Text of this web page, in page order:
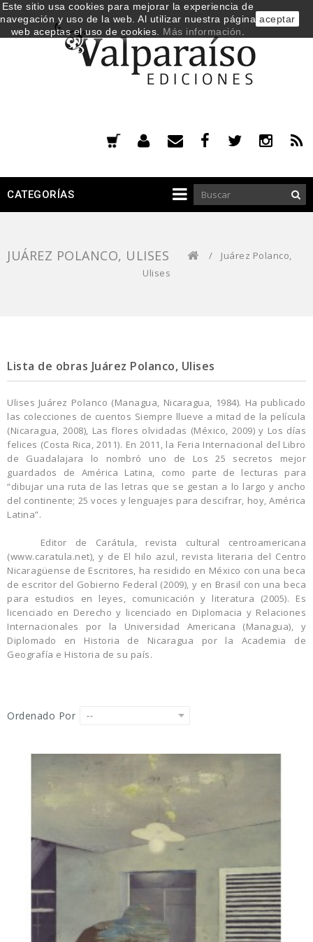
CATEGORÍAS
JUÁREZ POLANCO, ULISES /
Juárez Polanco,
Ulises
Lista de obras Juárez Polanco, Ulises
Ulises Juárez Polanco (Managua, Nicaragua, 1984). Ha publicado
las colecciones de cuentos Siempre llueve a mitad de la película
(Nicaragua, 2008), Las flores olvidadas (México, 2009) y Los días
felices (Costa Rica, 2011). En 2011, la Feria Internacional del Libro
de Guadalajara lo nombró uno de Los 25 secretos mejor
guardados de América Latina, como parte de lecturas para
“dibujar una ruta de las letras que se gestan a lo largo y ancho
del continente; 25 voces y lenguajes para descifrar, hoy, América
Latina”.
Editor de Carátula, revista cultural centroamericana
(www.caratula.net), y de El hilo azul, revista literaria del Centro
Nicaragüense de Escritores, ha residido en México con una beca
de escritor del Gobierno Federal (2009), y en Brasil con una beca
para estudios en leyes, comunicación y literatura (2005). Es
licenciado en Derecho y licenciado en Diplomacia y Relaciones
Internacionales por la Universidad Americana (Managua), y
Diplomado en Historia de Nicaragua por la Academia de
Geografía e Historia de su país.
Ordenado Por --
Este sitio usa cookies para mejorar la experiencia de
navegación y uso de la web. Al utilizar nuestra página
web aceptas el uso de cookies. Más información
aceptar